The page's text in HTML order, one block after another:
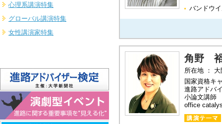
心理系講演特集
グローバル講演特集
女性講演家特集
バンドウ
角野
所在地 ：
国家資格キ
進路アドバ
小論文講師
office